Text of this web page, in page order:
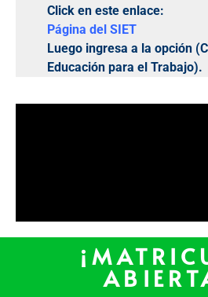
Click en este enlace:
Página del SIET
Luego ingresa a la opción
Educación para el Trabajo).